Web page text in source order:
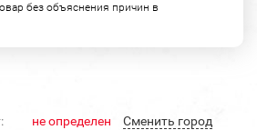
без объяснения причин в
не определен Cменить город